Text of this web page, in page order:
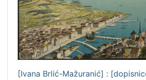
[Ivana Brlić-Mažuranić] :